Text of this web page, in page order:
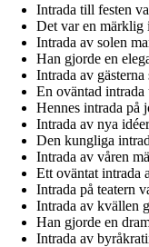
Intrada till festen
Det var en märklig
Intrada av solen
Han gjorde en
Intrada av
En oväntad intrada
Hennes intrada på
Intrada av nya
Den kungliga
Intrada av våren
Ett oväntat intrada
Intrada på teatern
Intrada av kvällen
Han gjorde en
Intrada av